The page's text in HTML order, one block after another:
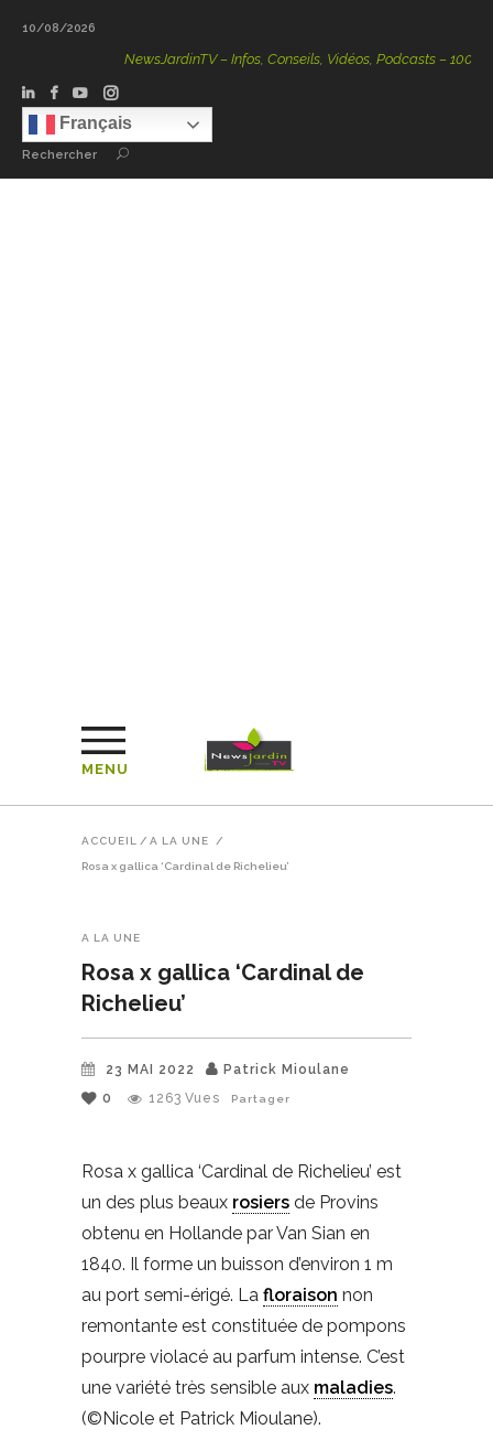
10/08/2026
NewsJardinTV – Infos, Conseils, Vidéos, Podcasts – 100 %
Français
Rechercher
MENU
ACCUEIL / A LA UNE /
Rosa x gallica ‘Cardinal de Richelieu’
A LA UNE
Rosa x gallica ‘Cardinal de
Richelieu’
23 MAI 2022
Patrick Mioulane
0
1263 Vues Partager
Rosa x gallica ‘Cardinal de Richelieu’ est
un des plus beaux rosiers de Provins
obtenu en Hollande par Van Sian en
1840. Il forme un buisson d’environ 1 m
au port semi-érigé. La floraison non
remontante est constituée de pompons
pourpre violacé au parfum intense. C’est
une variété très sensible aux maladies.
(©Nicole et Patrick Mioulane).